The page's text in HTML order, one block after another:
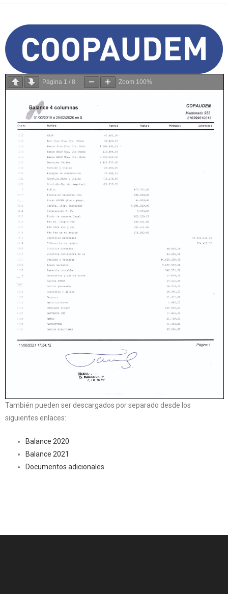
Página 1 / 8 Zoom 100%
También pueden ser descargados por separado desde los
siguientes enlaces:
Balance 2020
Balance 2021
Documentos adicionales